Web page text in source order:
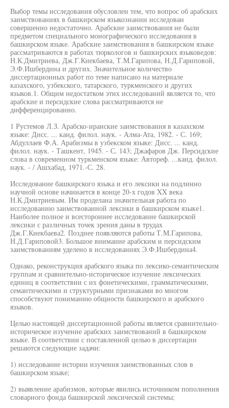
Выбор темы исследования обусловлен тем, что вопрос об арабских
заимствованиях в башкирском языкознании исследован
совершенно недостаточно. Арабские заимствования не были
предметом специального монографического исследования в
башкирском языке. Арабские заимствования в башкирском языке
рассматриваются в работах тюркологов и башкирских языковедов:
Н.К.Дмитриева, Дж.Г.Киекбаева, Т.М.Гарипова, Н.Д.Гариповой,
Э.Ф.Ишбердина и других. Значительное количество
диссертационных работ по теме написано на материале
казахского, узбекского, татарского, туркменского и других
языков.1. Общим недостатком этих исследований является то, что
арабские и персидские слова рассматриваются не
дифференцированно.
1 Рустемов Л.З. Арабско-иранские заимствования в казахском
языке: Дисс. ... канд. филол. наук. - Алма-Ата, 1982. - С. 169;
Абдуллаев Ф.А. Арабизмы в узбекском языке: Дисс. ... канд.
филол. наук. - Ташкент, 1945. - С. 143; Джафаров Дж. Персидские
слова в современном туркменском языке: Автореф. ...канд. филол.
наук. - / Ашхабад, 1971.-С. 28.
Исследование башкирского языка и его лексики на подлинно
научной основе начинается в конце 20-х годов XX века
Н.К.Дмитриевым. Им проделана значительная работа по
исследованию заимствованной лексики в башкирском языке1.
Наиболее полное и всестороннее исследование башкирской
лексики с различных точек зрения даны в трудах
Дж.Г.Киекбаева2. Позднее появляются работы Т.М.Гарипова,
Н.Д.Гариповой3. Большое внимание арабским и персидским
заимствованиям уделено в исследованиях Э.Ф.Ишбердина4.
Однако, реконструкция арабского языка по лексико-семантическим
группам и сравнительно-историческое изучение лексических
единиц в соответствии с их фонетическими, грамматическими,
семантическими и структурными признаками во многом
способствуют пониманию общности башкирского и арабского
языков.
Целью настоящей диссертационной работы является сравнительно-
историческое изучение арабских заимствований в башкирском
языке. В соответствии с поставленной целью в диссертации
решаются следующие задачи:
1) исследование истории изучения заимствованных слов в
башкирском языке;
2) выявление арабизмов, которые явились источником пополнения
словарного фонда башкирской лексической системы;